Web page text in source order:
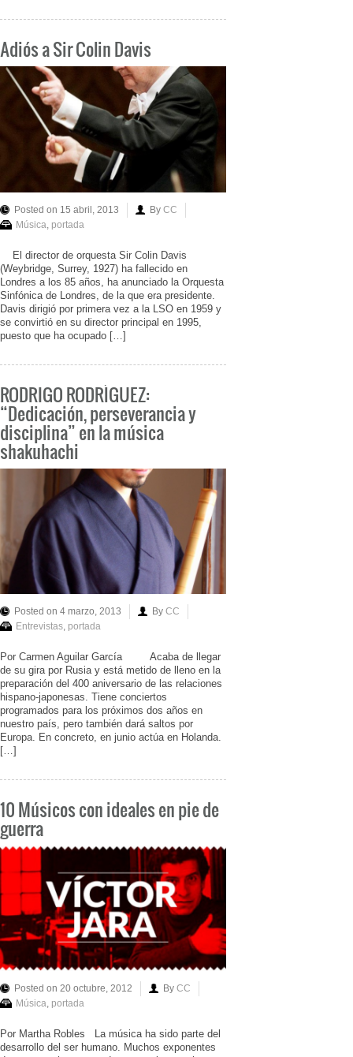
Adiós a Sir Colin Davis
Posted on 15 abril, 2013 By CC
Música portada
El director de orquesta Sir Colin Davis
(Weybridge, Surrey, 1927) ha fallecido en
Londres a los 85 años, ha anunciado la Orquesta
Sinfónica de Londres, de la que era presidente.
Davis dirigió por primera vez a la LSO en 1959 y
se convirtió en su director principal en 1995,
puesto que ha ocupado […]
RODRIGO RODRÍGUEZ:
“Dedicación, perseverancia y
disciplina” en la música
shakuhachi
Posted on 4 marzo, 2013 By CC
Entrevistas, portada
Por Carmen Aguilar García Acaba de llegar
de su gira por Rusia y está metido de lleno en la
preparación del 400 aniversario de las relaciones
hispano-japonesas. Tiene conciertos
programados para los próximos dos años en
nuestro país, pero también dará saltos por
Europa. En concreto, en junio actúa en Holanda.
[…]
10 Músicos con ideales en pie de
guerra
Posted on 20 octubre, 2012 By CC
Música, portada
Por Martha Robles La música ha sido parte del
desarrollo del ser humano. Muchos exponentes